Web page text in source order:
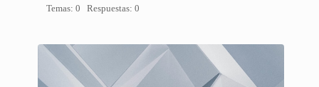
Temas: 0
Respuestas: 0